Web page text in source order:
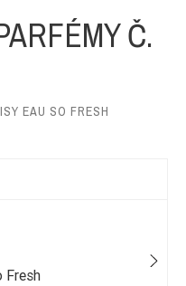
Č.
EAU SO FRESH
Fresh